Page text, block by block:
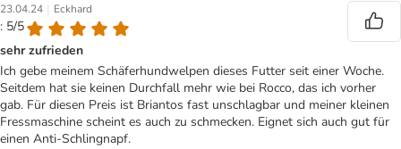
23.04.24 | Eckhard
: 5/5
sehr zufrieden
Ich gebe meinem Schäferhundwelpen dieses Futter seit einer Woche.
Seitdem hat sie keinen Durchfall mehr wie bei Rocco, das ich vorher
gab. Für diesen Preis ist Briantos fast unschlagbar und meiner kleinen
Fressmaschine scheint es auch zu schmecken. Eignet sich auch gut für
einen Anti-Schlingnapf.